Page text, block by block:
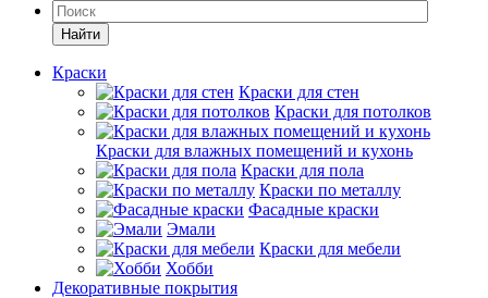
Найти
Краски
Краски для стен
Краски для потолков
Краски для влажных помещений и кухонь
Краски для пола
Краски по металлу
Фасадные краски
Эмали
Краски для мебели
Хобби
Декоративные покрытия